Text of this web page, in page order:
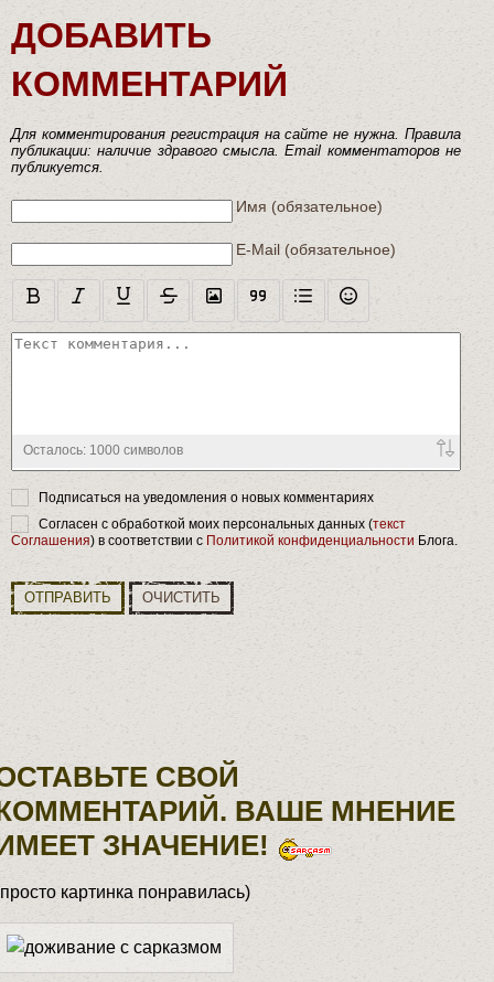
ДОБАВИТЬ
КОММЕНТАРИЙ
Для комментирования регистрация на сайте не нужна. Правила
публикации: наличие здравого смысла. Email комментаторов не
публикуется.
Имя (обязательное)
E-Mail (обязательное)
Текст комментария
Осталось: 1000 символов
Подписаться на уведомления о новых комментариях
Согласен с обработкой моих персональных данных (текст
Соглашения) в соответствии с Политикой конфиденциальности Блога.
ОТПРАВИТЬ ОЧИСТИТЬ
СВОЙ
ВАШЕ МНЕНИЕ
ЗНАЧЕНИЕ!
картинка понравилась)